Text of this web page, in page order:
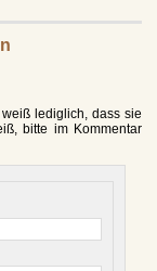
lediglich, dass sie
bitte im Kommentar